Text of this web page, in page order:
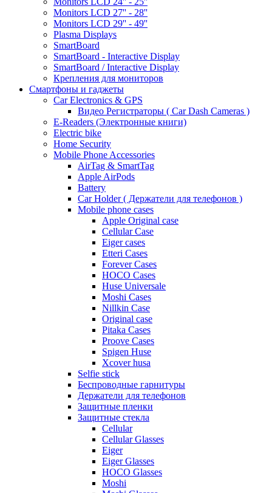
Monitors LCD 27'' - 28''
Monitors LCD 29'' - 49''
Plasma Displays
SmartBoard
SmartBoard - Interactive Display
SmartBoard / Interactive Display
Крепления для мониторов
Смартфоны и гаджеты
Car Electronics & GPS
Видео Регистраторы ( Car Dash Cameras )
E-Readers (Электронные книги)
Electric bike
Home Security
Mobile Phone Accessories
AirTag & SmartTag
Apple AirPods
Battery
Car Holder ( Держатели для телефонов )
Mobile phone cases
Apple Original case
Cellular Case
Eiger cases
Etteri Cases
Forever Cases
HOCO Cases
Huse Universale
Moshi Cases
Nillkin Case
Original case
Pitaka Cases
Proove Cases
Spigen Huse
Xcover husa
Selfie stick
Беспроводные гарнитуры
Держатели для телефонов
Защитные пленки
Защитные стекла
Cellular
Cellular Glasses
Eiger
Eiger Glasses
HOCO Glasses
Moshi